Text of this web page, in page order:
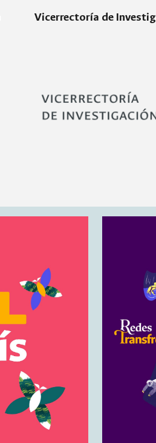
Skip to main content